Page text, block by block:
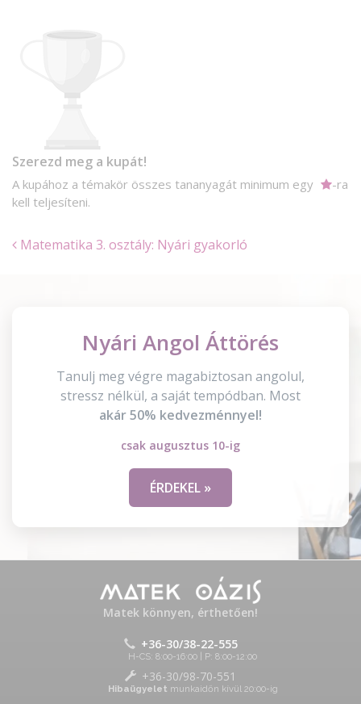
Szerezd meg a kupát!
A kupához a témakör összes tananyagát minimum egy
-ra
kell teljesíteni.
Matematika 3. osztály: Nyári gyakorló
Nyári Angol Áttörés
Tanulj meg végre magabiztosan angolul,
stressz nélkül, a saját tempódban. Most
akár 50% kedvezménnyel!
csak augusztus 10-ig
ÉRDEKEL »
Matek könnyen, érthetően!
+36-30/38-22-555
H-CS: 8:00-16:00 | P: 8:00-12:00
+36-30/98-70-551
Hibaügyelet munkaidőn kívül 20:00-ig